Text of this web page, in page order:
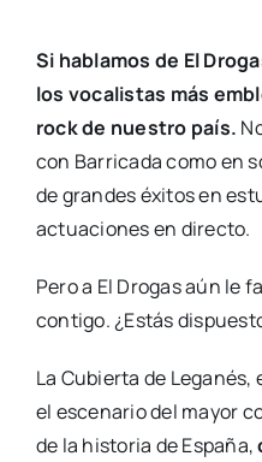
Si hablamos de El
los vocalistas más
rock de nuestro país.
con Barricada como en
de grandes éxitos en
actuaciones en directo.
Pero a El Drogas aún le
contigo. ¿Estás
La Cubierta de
el escenario del mayor
de la historia de España,